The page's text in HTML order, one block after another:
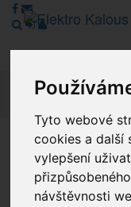
Tyto webové
cookies a další
vylepšení
návštěvnosti
Vážení zákazníci, v
režimu Katalogu.
Děkujeme za